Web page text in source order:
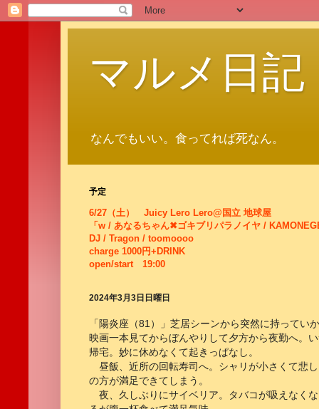
マルメ日記
なんでもいい。食ってれば死なん。
予定
6/27（土） Juicy Lero Lero@国立 地球屋
「w / あなるちゃん✖ゴキブリパラノイヤ /
DJ / Tragon / toomoooo
charge 1000円+DRINK
open/start 19:00
2024年3月3日日曜日
「陽炎座（81）」芝居シーンから突然に持ってい
映画一本見てからぼんやりして夕方から夜勤へ。
帰宅。妙に休めなくて起きっぱなし。
昼飯、近所の回転寿司へ。シャリが小さくて悲
の方が満足できてしまう。
夜、久しぶりにサイベリア。タバコが吸えなく